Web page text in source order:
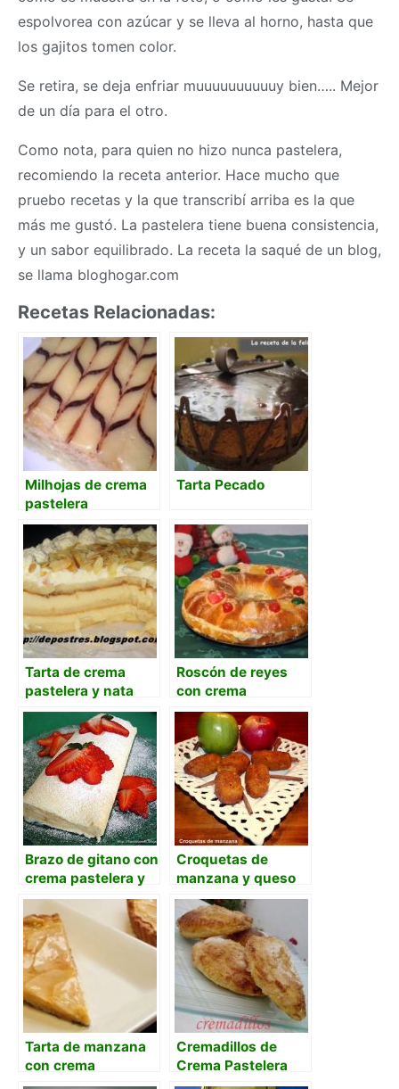
espolvorea con azúcar y se lleva al horno, hasta que
los gajitos tomen color.
Se retira, se deja enfriar muuuuuuuuuuy bien….. Mejor
de un día para el otro.
Como nota, para quien no hizo nunca pastelera,
recomiendo la receta anterior. Hace mucho que
pruebo recetas y la que transcribí arriba es la que
más me gustó. La pastelera tiene buena consistencia,
y un sabor equilibrado. La receta la saqué de un blog,
se llama bloghogar.com
Recetas Relacionadas:
Milhojas de crema
pastelera
Tarta Pecado
Tarta de crema
pastelera y nata
con almendras
Roscón de reyes
con crema
pastelera
Brazo de gitano con
crema pastelera y
fresas
Croquetas de
manzana y queso
con crema
pastelera
Tarta de manzana
con crema
pastelera y almíbar
Cremadillos de
Crema Pastelera
(Convencional)